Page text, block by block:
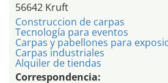
56642 Kruft
Construccion de carpas
Tecnología para eventos
Carpas y pabellones para
Carpas industriales
Alquiler de tiendas
Correspondencia: